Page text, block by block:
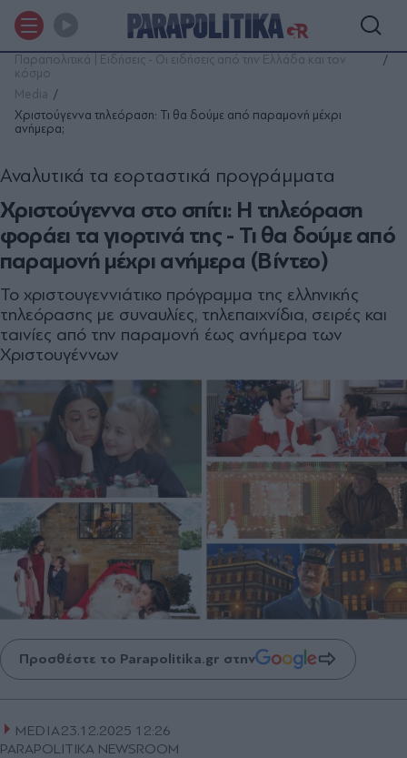
Παραπολιτικά | Ειδήσεις - Οι ειδήσεις από την Ελλάδα και τον
κόσμο
Media
Χριστούγεννα τηλεόραση: Τι θα δούμε από παραμονή μέχρι
ανήμερα;
Χριστούγεννα στο σπίτι: Η τηλεόραση
φοράει τα γιορτινά της - Τι θα δούμε από
παραμονή μέχρι ανήμερα (Βίντεο)
Αναλυτικά τα εορταστικά προγράμματα
Το χριστουγεννιάτικο πρόγραμμα της ελληνικής
τηλεόρασης με συναυλίες, τηλεπαιχνίδια, σειρές και
ταινίες από την παραμονή έως ανήμερα των
Χριστουγέννων
Προσθέστε το Parapolitika.gr στην
MEDIA23.12.2025 12:26
PARAPOLITIKA NEWSROOM